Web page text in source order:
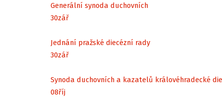
Generální synoda duchovních
30zář
Jednání pražské diecézní rady
30zář
Synoda duchovních a kazatelů královéhradecké
08říj